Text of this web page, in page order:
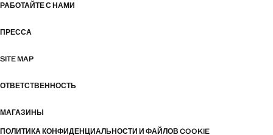
РАБОТАЙТЕ С НАМИ
ПРЕССА
SITE MAP
ОТВЕТСТВЕННОСТЬ
МАГАЗИНЫ
ПОЛИТИКА КОНФИДЕНЦИАЛЬНОСТИ И ФАЙЛОВ COOKIE